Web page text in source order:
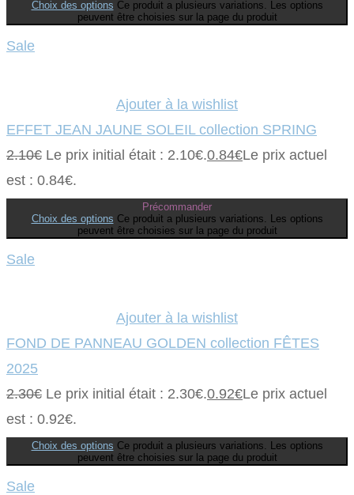
Choix des options Ce produit a plusieurs variations. Les options
peuvent être choisies sur la page du produit
Sale
Ajouter à la wishlist
EFFET JEAN JAUNE SOLEIL collection SPRING
2.10€ Le prix initial était : 2.10€.0.84€Le prix actuel
est : 0.84€.
Précommander
Choix des options Ce produit a plusieurs variations. Les options
peuvent être choisies sur la page du produit
Sale
Ajouter à la wishlist
FOND DE PANNEAU GOLDEN collection FÊTES
2025
2.30€ Le prix initial était : 2.30€.0.92€Le prix actuel
est : 0.92€.
Choix des options Ce produit a plusieurs variations. Les options
peuvent être choisies sur la page du produit
Sale